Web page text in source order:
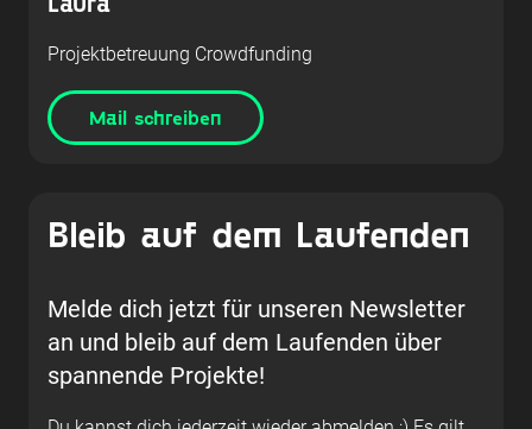
Projektbetreuung Crowdfunding
Mail schreiben
Melde dich jetzt für unseren Newsletter
an und bleib auf dem Laufenden über
spannende Projekte!
Bleib auf dem Laufenden